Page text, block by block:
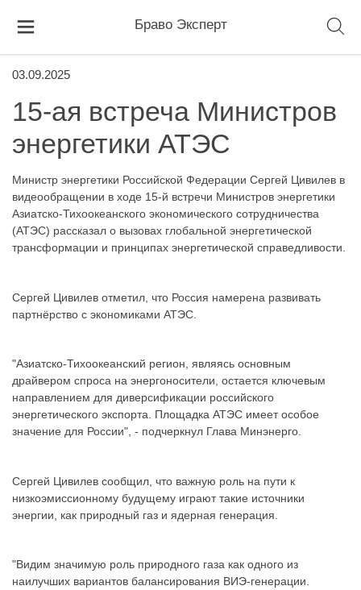
Браво Эксперт
03.09.2025
15-ая встреча Министров
энергетики АТЭС
Министр энергетики Российской Федерации Сергей Цивилев в
видеообращении в ходе 15-й встречи Министров энергетики
Азиатско-Тихоокеанского экономического сотрудничества
(АТЭС) рассказал о вызовах глобальной энергетической
трансформации и принципах энергетической справедливости.
Сергей Цивилев отметил, что Россия намерена развивать
партнёрство с экономиками АТЭС.
"Азиатско-Тихоокеанский регион, являясь основным
драйвером спроса на энергоносители, остается ключевым
направлением для диверсификации российского
энергетического экспорта. Площадка АТЭС имеет особое
значение для России", - подчеркнул Глава Минэнерго.
Сергей Цивилев сообщил, что важную роль на пути к
низкоэмиссионному будущему играют такие источники
энергии, как природный газ и ядерная генерация.
"Видим значимую роль природного газа как одного из
наилучших вариантов балансирования ВИЭ-генерации.